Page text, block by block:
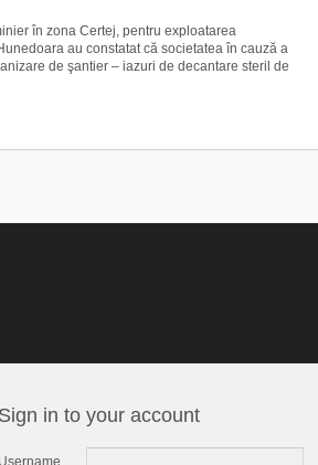
în zona Certej, pentru exploatarea
au constatat că societatea în cauză a
de şantier – iazuri de decantare steril de
Sign in to your account
Username